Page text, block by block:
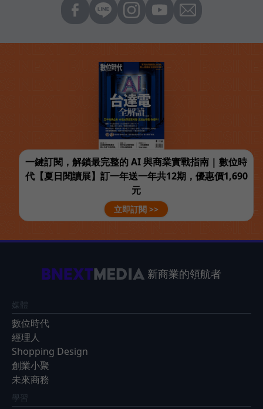
一鍵訂閱，解鎖最完整的 AI 與商業實戰指南 | 數位時
代【夏日閱讀展】訂一年送一年共12期，優惠價1,690
元
立即訂閱 >>
新商業的領航者
媒體
數位時代
經理人
Shopping Design
創業小聚
未來商務
學習